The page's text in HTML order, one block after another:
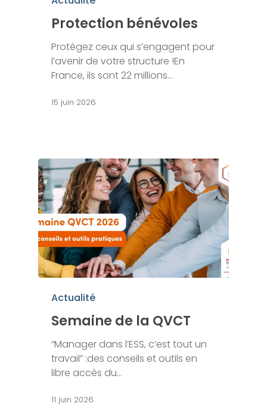
Protection bénévoles
Protégez ceux qui s’engagent pour
l’avenir de votre structure !En
France, ils sont 22 millions…
15 juin 2026
Actualité
Semaine de la QVCT
“Manager dans l’ESS, c’est tout un
travail” :des conseils et outils en
libre accès du…
11 juin 2026